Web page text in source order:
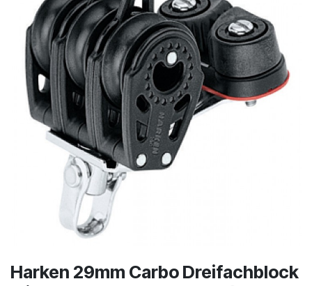
Harken 29mm Carbo Dreifachblock